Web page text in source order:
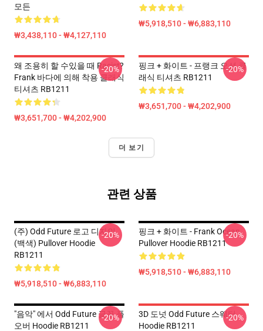
모든
₩3,438,110 - ₩4,127,110
₩5,918,510 - ₩6,883,110
왜 조용히 할 수있을 때 Racist?
Frank 바다에 의해 착용 클래식
티셔츠 RB1211
₩3,651,700 - ₩4,202,900
-20%
핑크 + 화이트 - 프랭크 오션 클
래식 티셔츠 RB1211
₩3,651,700 - ₩4,202,900
-20%
더 보기
관련 상품
(주) Odd Future 로고 디자인
(백색) Pullover Hoodie
RB1211
₩5,918,510 - ₩6,883,110
-20%
핑크 + 화이트 - Frank Ocean
Pullover Hoodie RB1211
₩5,918,510 - ₩6,883,110
-20%
"음악" 에서 Odd Future 글꼴 풀
오버 Hoodie RB1211
-20%
3D 도넛 Odd Future 스웨터
Hoodie RB1211
-20%